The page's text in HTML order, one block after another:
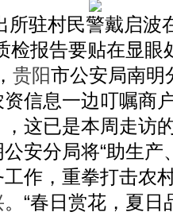
所驻村民警戴启波
检报告要贴在显
贵阳市公安局南明
信息一边叮嘱商
这已是本周走访
安分局将“助生产
作，重拳打击农
。“春日赏花，夏